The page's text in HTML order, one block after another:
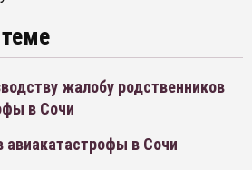
жалобу родственников
в Сочи
авиакатастрофы в Сочи